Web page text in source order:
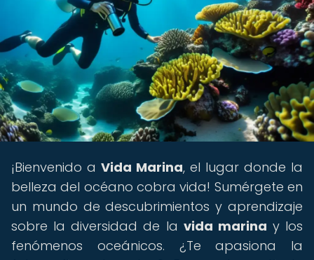
¡Bienvenido a Vida Marina, el lugar donde la
belleza del océano cobra vida! Sumérgete en
un mundo de descubrimientos y aprendizaje
sobre la diversidad de la vida marina y los
fenómenos oceánicos. ¿Te apasiona la